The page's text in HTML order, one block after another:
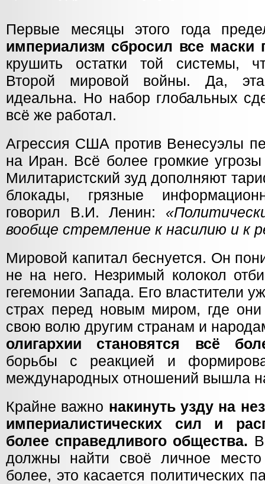
Первые месяцы этого года
империализм сбросил все маски
крушить остатки той системы,
Второй мировой войны. Да,
идеальна. Но набор глобальных
всё же работал.
Агрессия США против Венесуэлы
на Иран. Всё более громкие
Милитаристский зуд дополняют
блокады, грязные
говорил В.И. Ленин:
вообще стремление к насилию и к
Мировой капитал беснуется. Он
не на него. Незримый колокол
гегемонии Запада. Его властители
страх перед новым миром, где они
свою волю другим странам и
олигархии становятся всё
борьбы с реакцией и
международных отношений вышла
Крайне важно накинуть узду на
империалистических сил и
более справедливого общества.
должны найти своё личное
более, это касается политических